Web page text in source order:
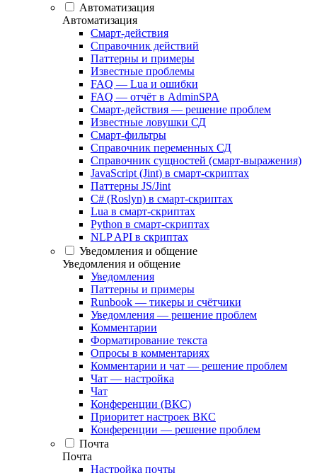
Автоматизация
Автоматизация
Смарт-действия
Справочник действий
Паттерны и примеры
Известные проблемы
FAQ — Lua и ошибки
FAQ — отчёт в AdminSPA
Смарт-действия — решение проблем
Известные ловушки СД
Смарт-фильтры
Справочник переменных СД
Справочник сущностей (смарт-выражения)
JavaScript (Jint) в смарт-скриптах
Паттерны JS/Jint
C# (Roslyn) в смарт-скриптах
Lua в смарт-скриптах
Python в смарт-скриптах
NLP API в скриптах
Уведомления и общение
Уведомления и общение
Уведомления
Паттерны и примеры
Runbook — тикеры и счётчики
Уведомления — решение проблем
Комментарии
Форматирование текста
Опросы в комментариях
Комментарии и чат — решение проблем
Чат — настройка
Чат
Конференции (ВКС)
Приоритет настроек ВКС
Конференции — решение проблем
Почта
Почта
Настройка почты